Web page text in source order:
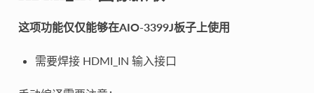
这项功能仅仅能够在AIO-3399J板子上使用
需要焊接 HDMI_IN 输入接口